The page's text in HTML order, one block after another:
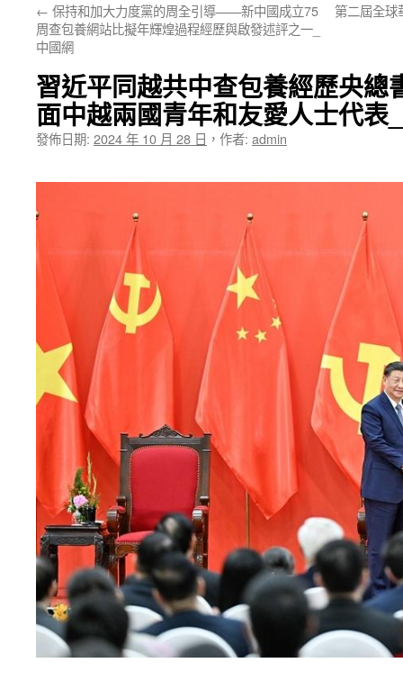
← 保持和加大力度黨的周全引導——新中國成立75
周查包養網站比擬年輝煌過程經歷與啟發述評之一_
中國網
第二屆全球
習近平同越共中查包養經歷央總
面中越兩國青年和友愛人士代表
發佈日期: 2024 年 10 月 28 日 ， 作者: admin